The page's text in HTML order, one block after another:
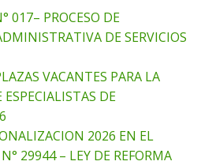
017– PROCESO DE
DE SERVICIOS
VACANTES PARA LA
DE
2026 EN EL
29944 – LEY DE REFORMA